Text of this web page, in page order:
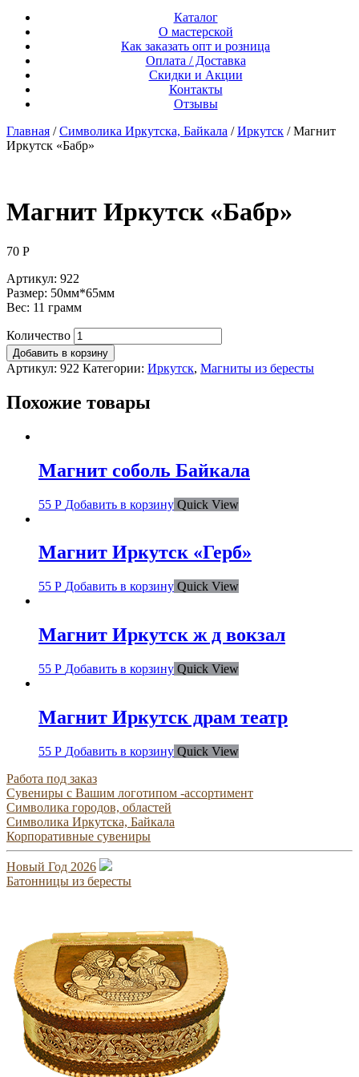
Каталог
О мастерской
Как заказать опт и розница
Оплата / Доставка
Скидки и Акции
Контакты
Отзывы
Главная /Символика Иркутска, Байкала /Иркутск / Магнит
Иркутск «Бабр»
Магнит Иркутск «Бабр»
70 Р
Артикул: 922
Размер: 50мм*65мм
Вес: 11 грамм
Количество
Добавить в корзину
Артикул: 922 Категории: Иркутск, Магниты из бересты
Похожие товары
Магнит соболь Байкала
55 Р Добавить в корзину Quick View
Магнит Иркутск «Герб»
55 Р Добавить в корзину Quick View
Магнит Иркутск ж д вокзал
55 Р Добавить в корзину Quick View
Магнит Иркутск драм театр
55 Р Добавить в корзину Quick View
Работа под заказ
Сувениры с Вашим логотипом -ассортимент
Символика городов, областей
Символика Иркутска, Байкала
Корпоративные сувениры
Новый Год 2026
Батонницы из бересты